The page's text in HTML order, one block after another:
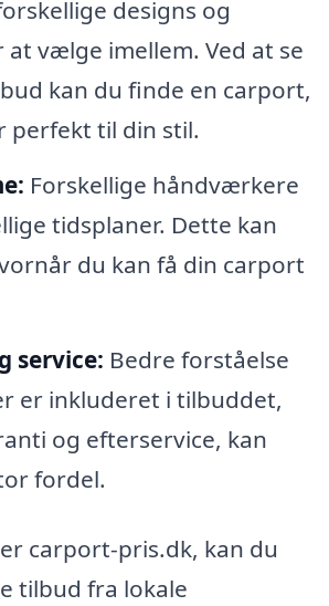
designs og
vælge imellem. Ved at se
kan du finde en carport,
perfekt til din stil.
Forskellige håndværkere
tidsplaner. Dette kan
du kan få din carport
service: Bedre forståelse
er inkluderet i tilbuddet,
og efterservice, kan
fordel.
carport-pris.dk, kan du
tilbud fra lokale